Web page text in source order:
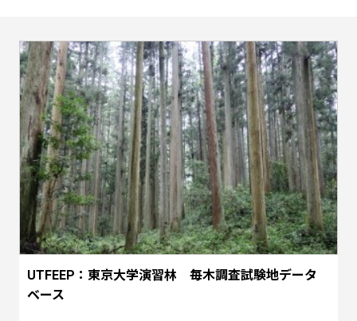
UTFEEP：東京大学演習林 毎木調査試験地データ
ベース